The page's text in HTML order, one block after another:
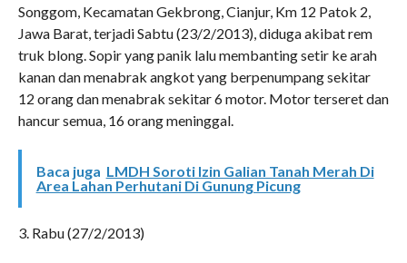
Songgom, Kecamatan Gekbrong, Cianjur, Km 12 Patok 2,
Jawa Barat, terjadi Sabtu (23/2/2013), diduga akibat rem
truk blong. Sopir yang panik lalu membanting setir ke arah
kanan dan menabrak angkot yang berpenumpang sekitar
12 orang dan menabrak sekitar 6 motor. Motor terseret dan
hancur semua, 16 orang meninggal.
Baca juga LMDH Soroti Izin Galian Tanah Merah Di
Area Lahan Perhutani Di Gunung Picung
3. Rabu (27/2/2013)